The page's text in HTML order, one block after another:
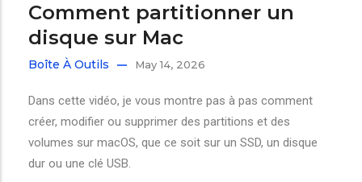
Comment partitionner un
disque sur Mac
Boîte À Outils May 14, 2026
Dans cette vidéo, je vous montre pas à pas comment
créer, modifier ou supprimer des partitions et des
volumes sur macOS, que ce soit sur un SSD, un disque
dur ou une clé USB.